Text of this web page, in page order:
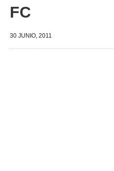
FC
30 JUNIO, 2011